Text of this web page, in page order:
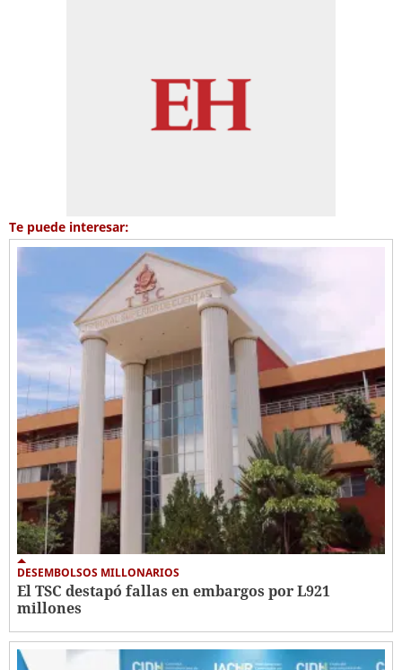
Te puede interesar:
DESEMBOLSOS MILLONARIOS
El TSC destapó fallas en embargos por L921
millones